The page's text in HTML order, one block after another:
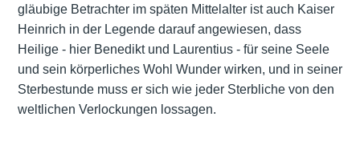
gläubige Betrachter im späten Mittelalter ist auch Kaiser
Heinrich in der Legende darauf angewiesen, dass
Heilige - hier Benedikt und Laurentius - für seine Seele
und sein körperliches Wohl Wunder wirken, und in seiner
Sterbestunde muss er sich wie jeder Sterbliche von den
weltlichen Verlockungen lossagen.